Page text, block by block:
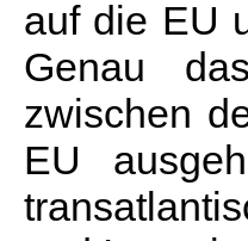
auf die EU
Genau
zwischen
EU